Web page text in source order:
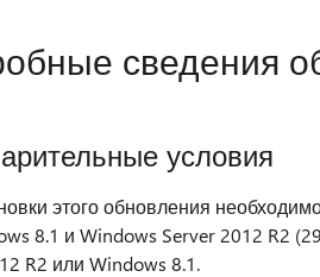
сведения
условия
этого обновления
8.1 и Windows Server 2012 R2
R2 или Windows 8.1.